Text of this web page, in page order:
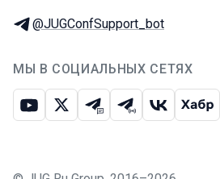
Телеграм:
@JUGConfSupport_bot
МЫ В СОЦИАЛЬНЫХ СЕТЯХ
ЮтубИкс Телеграм-чат
Телеграм-канал
ВКонтакте
Хабр